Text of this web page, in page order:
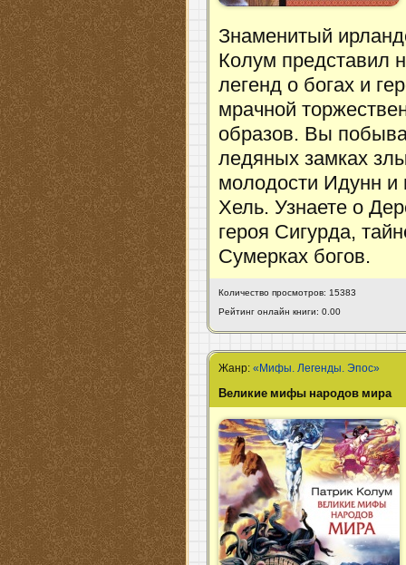
Знаменитый
Колум представил
легенд о богах и
мрачной
образов. Вы
ледяных замках
молодости Идунн
Хель. Узнаете о
героя Сигурда,
Сумерках богов.
Количество просмотров: 15383
Рейтинг онлайн книги: 0.00
Жанр:«Мифы. Легенды. Эпос»
Великие мифы народов мира